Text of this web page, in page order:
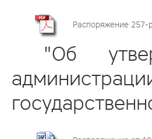
Распоряжение 257-
"Об